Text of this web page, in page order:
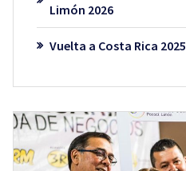
Limón 2026
Vuelta a Costa Rica 2025